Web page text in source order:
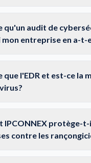
qu'un audit de
entreprise en a-t-
que l'EDR et est-ce la
IPCONNEX protège-t-
contre les